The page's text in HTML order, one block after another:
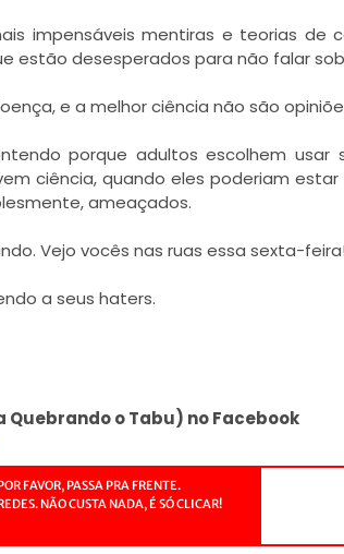
impensáveis mentiras e teorias de
estão desesperados para não falar
nça, e a melhor ciência não são
porque adultos escolhem
ciência, quando eles poderiam
ameaçados.
Vejo vocês nas ruas essa sexta-
a seus haters.
Quebrando o Tabu) no Facebook
FAVOR, PASSA PRA FRENTE.
NÃO CUSTA NADA, É SÓ CLICAR!